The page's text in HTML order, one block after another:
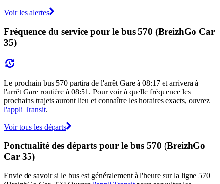
Voir les alertes
Fréquence du service pour le bus 570 (BreizhGo Car
35)
Le prochain bus 570 partira de l'arrêt Gare à 08:17 et arrivera à
l'arrêt Gare routière à 08:51. Pour voir à quelle fréquence les
prochains trajets auront lieu et connaître les horaires exacts, ouvrez
l'appli Transit.
Voir tous les départs
Ponctualité des départs pour le bus 570 (BreizhGo
Car 35)
Envie de savoir si le bus est généralement à l'heure sur la ligne 570